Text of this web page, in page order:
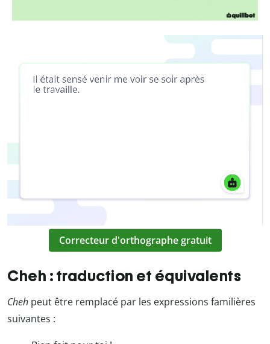
Correcteur d'orthographe gratuit
Cheh : traduction et équivalents
Cheh peut être remplacé par les expressions familières
suivantes :